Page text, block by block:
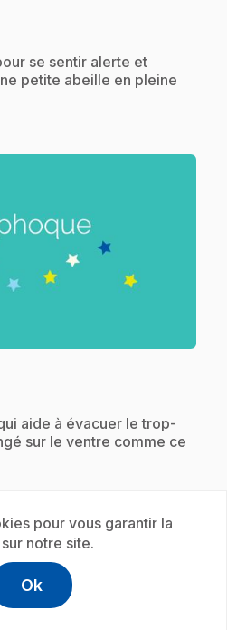
se sentir alerte et
petite abeille en pleine
aide à évacuer le trop-
sur le ventre comme ce
pour vous garantir la
notre site.
Ok